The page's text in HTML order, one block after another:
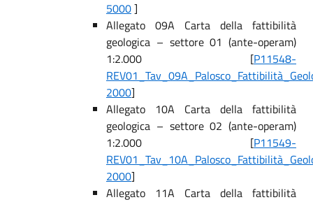
5000]
Allegato 09A Carta della fattibilità
geologica – settore 01 (ante-operam)
1:2.000 [P11548-
2000]
Allegato 10A Carta della fattibilità
geologica – settore 02 (ante-operam)
1:2.000 [P11549-
2000]
Allegato 11A Carta della fattibilità